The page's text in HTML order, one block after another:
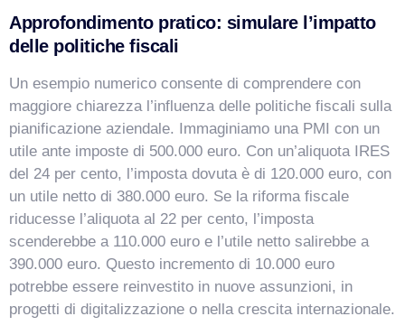
Approfondimento pratico: simulare l’impatto
delle politiche fiscali
Un esempio numerico consente di comprendere con
maggiore chiarezza l’influenza delle politiche fiscali sulla
pianificazione aziendale. Immaginiamo una PMI con un
utile ante imposte di 500.000 euro. Con un’aliquota IRES
del 24 per cento, l’imposta dovuta è di 120.000 euro, con
un utile netto di 380.000 euro. Se la riforma fiscale
riducesse l’aliquota al 22 per cento, l’imposta
scenderebbe a 110.000 euro e l’utile netto salirebbe a
390.000 euro. Questo incremento di 10.000 euro
potrebbe essere reinvestito in nuove assunzioni, in
progetti di digitalizzazione o nella crescita internazionale.